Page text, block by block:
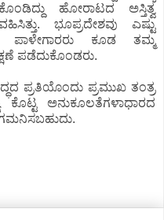
ಹೋರಾಟದ ಅಸ್ತಿತ್ವ
ಭೂಪ್ರದೇಶವು ಎಷ್ಟು
ಪಾಳೇಗಾರರು ಕೂಡ ತಮ್ಮ
ಪಡೆದುಕೊಂಡರು.
ಪ್ರತಿಯೊಂದು ಪ್ರಮುಖ ತಂತ್ರ
ಕೊಟ್ಟ ಅನುಕೂಲತೆಗಳಾಧಾರದ
ಗಮನಿಸಬಹುದು.